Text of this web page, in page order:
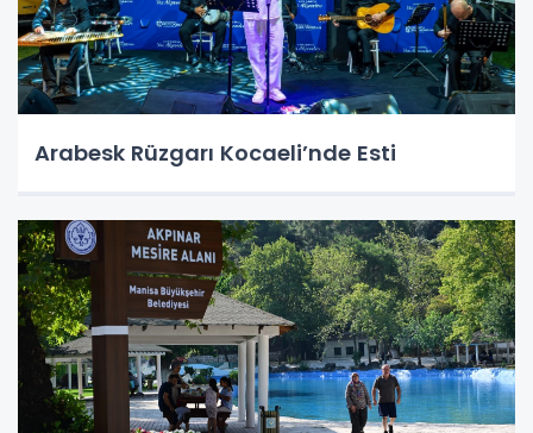
Arabesk Rüzgarı Kocaeli’nde Esti